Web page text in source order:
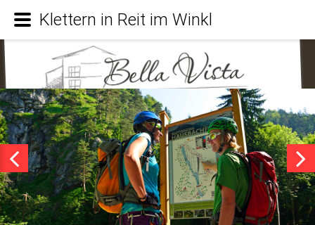
Klettern in Reit im Winkl